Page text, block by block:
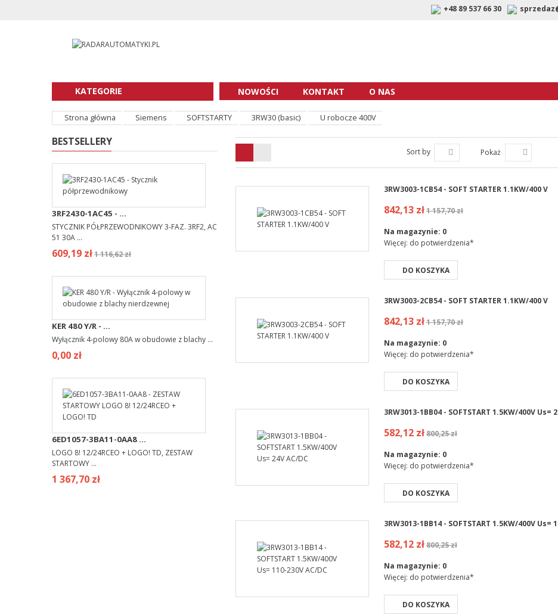
+48 89 537 66 30
KATEGORIE NOWOŚCI KONTAKT O NAS
Strona główna Siemens SOFTSTARTY 3RW30 (basic) U robocze 400V
BESTSELLERY
3RF2430-1AC45 - ...
STYCZNIK PÓŁPRZEWODNIKOWY 3-FAZ. 3RF2, AC
51 30A ...
609,19 zł1 116,62 zł
KER 480 Y/R - ...
Wyłącznik 4-polowy 80A w obudowie z blachy ...
0,00 zł
6ED1057-3BA11-0AA8 ...
LOGO 8! 12/24RCEO + LOGO! TD, ZESTAW
STARTOWY ...
1 367,70 zł
Sort by Pokaż
3RW3003-1CB54 - SOFT STARTER 1.1KW/400 V
842,13 zł1 157,70 zł
Na magazynie: 0
Więcej: do potwierdzenia*
DO KOSZYKA
3RW3003-2CB54 - SOFT STARTER 1.1KW/400 V
842,13 zł1 157,70 zł
Na magazynie: 0
Więcej: do potwierdzenia*
DO KOSZYKA
3RW3013-1BB04 - SOFTSTART 1.5KW/400V Us=
582,12 zł800,25 zł
Na magazynie: 0
Więcej: do potwierdzenia*
DO KOSZYKA
3RW3013-1BB14 - SOFTSTART 1.5KW/400V Us=
582,12 zł800,25 zł
Na magazynie: 0
Więcej: do potwierdzenia*
DO KOSZYKA